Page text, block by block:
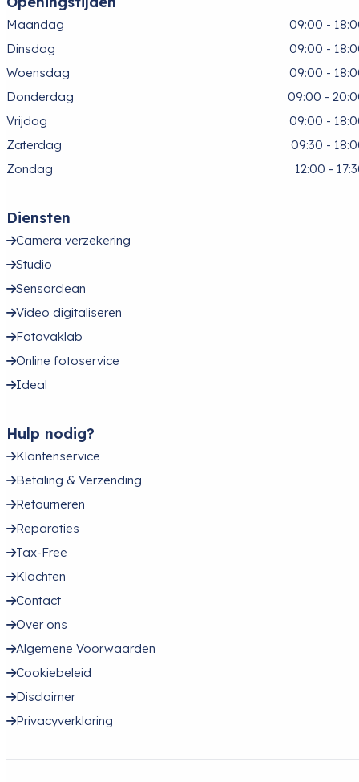
Maandag
09:00 -
Dinsdag
09:00 -
Woensdag
09:00 -
Donderdag
09:00 -
Vrijdag
09:00 -
Zaterdag
09:30 -
Zondag
12:00 -
Diensten
Camera verzekering
Studio
Sensorclean
Video digitaliseren
Fotovaklab
Online fotoservice
Ideal
Hulp nodig?
Klantenservice
Betaling & Verzending
Retourneren
Reparaties
Tax-Free
Klachten
Contact
Over ons
Algemene Voorwaarden
Cookiebeleid
Disclaimer
Privacyverklaring